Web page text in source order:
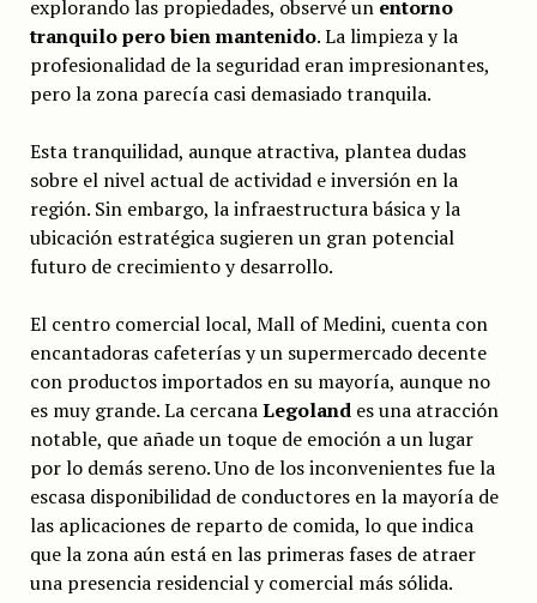
explorando las propiedades, observé un entorno
tranquilo pero bien mantenido. La limpieza y la
profesionalidad de la seguridad eran impresionantes,
pero la zona parecía casi demasiado tranquila.
Esta tranquilidad, aunque atractiva, plantea dudas
sobre el nivel actual de actividad e inversión en la
región. Sin embargo, la infraestructura básica y la
ubicación estratégica sugieren un gran potencial
futuro de crecimiento y desarrollo.
El centro comercial local, Mall of Medini, cuenta con
encantadoras cafeterías y un supermercado decente
con productos importados en su mayoría, aunque no
es muy grande. La cercanaLegolandes una atracción
notable, que añade un toque de emoción a un lugar
por lo demás sereno. Uno de los inconvenientes fue la
escasa disponibilidad de conductores en la mayoría de
las aplicaciones de reparto de comida, lo que indica
que la zona aún está en las primeras fases de atraer
una presencia residencial y comercial más sólida.